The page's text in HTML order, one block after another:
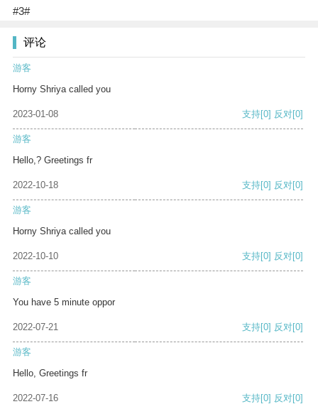
#3#
评论
游客
Horny Shriya called you
2023-01-08 支持[0] 反对[0]
游客
Hello,? Greetings fr
2022-10-18 支持[0] 反对[0]
游客
Horny Shriya called you
2022-10-10 支持[0] 反对[0]
游客
You have 5 minute oppor
2022-07-21 支持[0] 反对[0]
游客
Hello, Greetings fr
2022-07-16 支持[0] 反对[0]